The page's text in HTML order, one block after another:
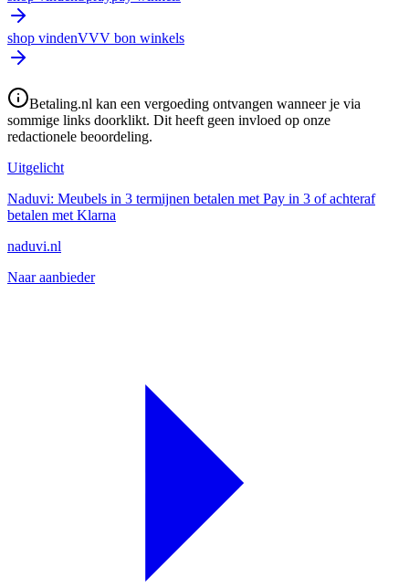
shop vindenVVV bon winkels
Betaling.nl kan een vergoeding ontvangen wanneer je via
sommige links doorklikt. Dit heeft geen invloed op onze
redactionele beoordeling.
Uitgelicht
Naduvi: Meubels in 3 termijnen betalen met Pay in 3 of achteraf
betalen met Klarna
naduvi.nl
Naar aanbieder